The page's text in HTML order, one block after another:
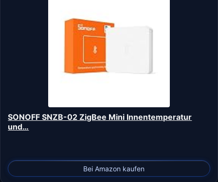
SONOFF SNZB-02 ZigBee Mini Innentemperatur
und…
Bei Amazon kaufen